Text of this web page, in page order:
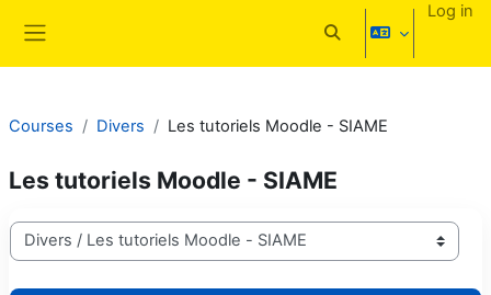
Toggle search input
Log in
Courses Divers Les tutoriels Moodle - SIAME
Les tutoriels Moodle - SIAME
Course categories